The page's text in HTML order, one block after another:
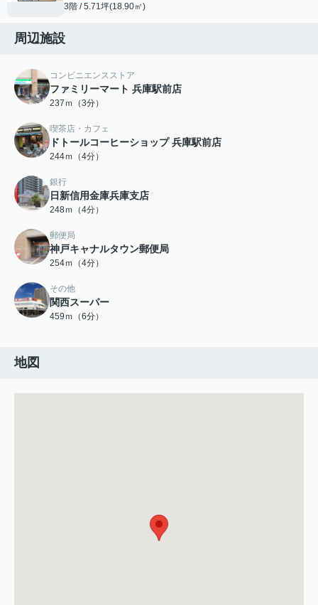
3階 / 5.71坪(18.90㎡)
周辺施設
コンビニエンスストア
ファミリーマート 兵庫駅前店
237ｍ（3分）
喫茶店・カフェ
ドトールコーヒーショップ 兵庫駅前店
244ｍ（4分）
銀行
日新信用金庫兵庫支店
248ｍ（4分）
郵便局
神戸キャナルタウン郵便局
254ｍ（4分）
その他
関西スーパー
459ｍ（6分）
地図